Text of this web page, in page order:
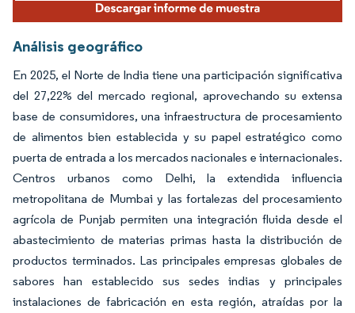
Análisis geográfico
En 2025, el Norte de India tiene una participación significativa
del 27,22% del mercado regional, aprovechando su extensa
base de consumidores, una infraestructura de procesamiento
de alimentos bien establecida y su papel estratégico como
puerta de entrada a los mercados nacionales e internacionales.
Centros urbanos como Delhi, la extendida influencia
metropolitana de Mumbai y las fortalezas del procesamiento
agrícola de Punjab permiten una integración fluida desde el
abastecimiento de materias primas hasta la distribución de
productos terminados. Las principales empresas globales de
sabores han establecido sus sedes indias y principales
instalaciones de fabricación en esta región, atraídas por la